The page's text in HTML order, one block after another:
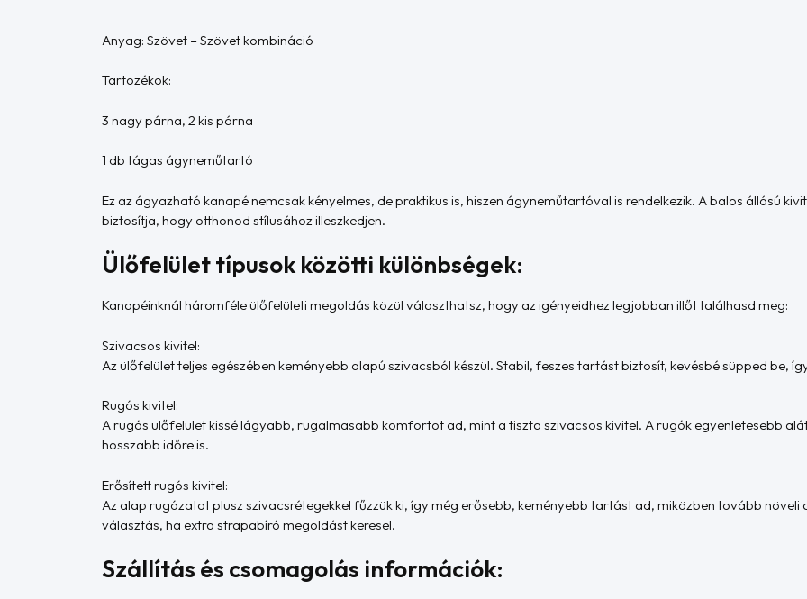
Anyag: Szövet – Szövet kombináció
Tartozékok:
3 nagy párna, 2 kis párna
1 db tágas ágyneműtartó
Ez az ágyazható kanapé nemcsak kényelmes, de praktikus is, hiszen ágyneműtartóval is rendelkezik. A balos állású
biztosítja, hogy otthonod stílusához illeszkedjen.
Ülőfelület típusok közötti különbségek:
Kanapéinknál háromféle ülőfelületi megoldás közül választhatsz, hogy az igényeidhez legjobban illőt találhasd meg:
Szivacsos kivitel:
Az ülőfelület teljes egészében keményebb alapú szivacsból készül. Stabil, feszes tartást biztosít, kevésbé süpped be,
Rugós kivitel:
A rugós ülőfelület kissé lágyabb, rugalmasabb komfortot ad, mint a tiszta szivacsos kivitel. A rugók egyenletesebb
hosszabb időre is.
Erősített rugós kivitel:
Az alap rugózatot plusz szivacsrétegekkel fűzzük ki, így még erősebb, keményebb tartást ad, miközben tovább
választás, ha extra strapabíró megoldást keresel.
Szállítás és csomagolás információk: